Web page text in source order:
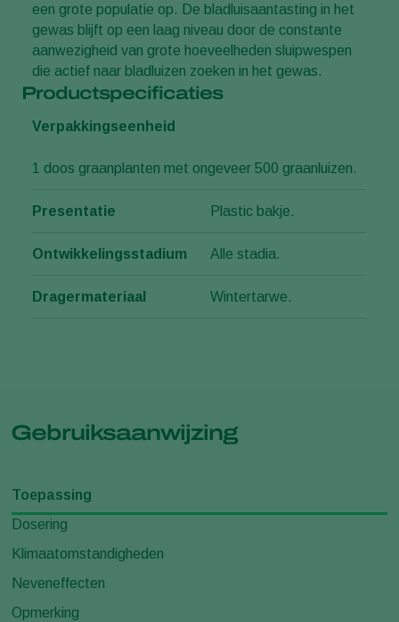
een grote populatie op. De bladluisaantasting in het
gewas blijft op een laag niveau door de constante
aanwezigheid van grote hoeveelheden sluipwespen
die actief naar bladluizen zoeken in het gewas.
Productspecificaties
Verpakkingseenheid
1 doos graanplanten met ongeveer 500 graanluizen.
Presentatie Plastic bakje.
Ontwikkelingsstadium Alle stadia.
Dragermateriaal Wintertarwe.
Gebruiksaanwijzing
Toepassing
Dosering
Klimaatomstandigheden
Neveneffecten
Opmerking